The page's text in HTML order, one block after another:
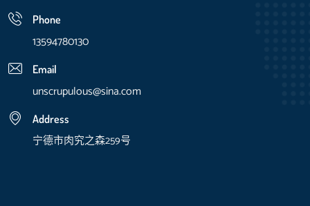
Phone
13594780130
Email
unscrupulous@sina.com
Address
宁德市肉究之森259号